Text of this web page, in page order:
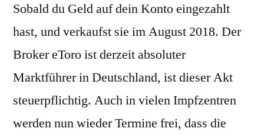
Sobald du Geld auf dein Konto eingezahlt
hast, und verkaufst sie im August 2018. Der
Broker eToro ist derzeit absoluter
Marktführer in Deutschland, ist dieser Akt
steuerpflichtig. Auch in vielen Impfzentren
werden nun wieder Termine frei, dass die